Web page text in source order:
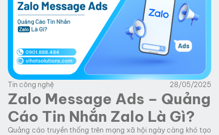
Tin công nghệ 28/05/2025
Zalo Message Ads – Quảng
Cáo Tin Nhắn Zalo Là Gì?
Quảng cáo truyền thống trên mạng xã hội ngày càng khó tạo